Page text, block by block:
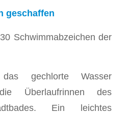
geschaffen
Schwimmabzeichen der
gechlorte Wasser
Überlaufrinnen des
Ein leichtes